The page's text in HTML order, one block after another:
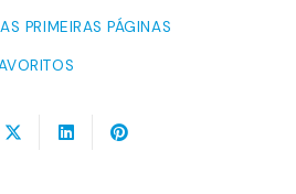
PRIMEIRAS PÁGINAS